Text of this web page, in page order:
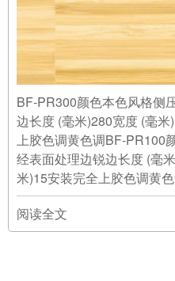
BF-PR300颜色本色风格
边长度 (毫米)280宽度 (毫
上胶色调黄色调BF-PR100
经表面处理边锐边长度 (毫
米)15安装完全上胶色调
阅读全文